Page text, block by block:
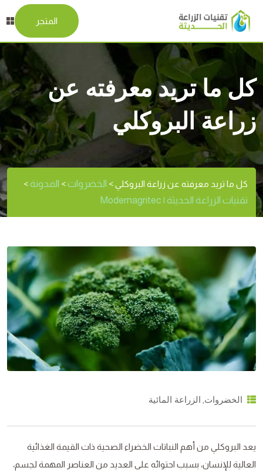
المتجر
كل ما تريد معرفته عن
زراعة البروكلي
كل ما تريد معرفته عن زراعة البروكلي> الخضروات> المدونة>
تقنيات الزراعة الحديثة | Modernagritec
الخضروات الزراعة المائية
يعد البروكلي من أهم النباتات الخضراء الصحية ذات القيمة الغذائية
العالية للإنسان، بسبب احتوائه على العديد من العناصر المهمة لجسم،